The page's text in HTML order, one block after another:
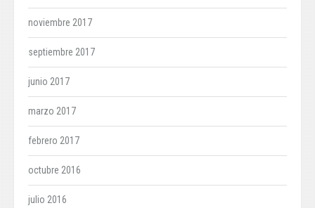
noviembre 2017
septiembre 2017
junio 2017
marzo 2017
febrero 2017
octubre 2016
julio 2016